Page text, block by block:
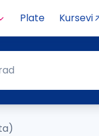
Plate Kursevi